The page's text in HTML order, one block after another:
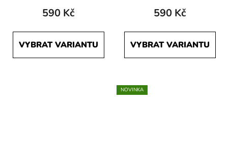
590 Kč
VYBRAT VARIANTU
590 Kč
VYBRAT VARIANTU
NOVINKA